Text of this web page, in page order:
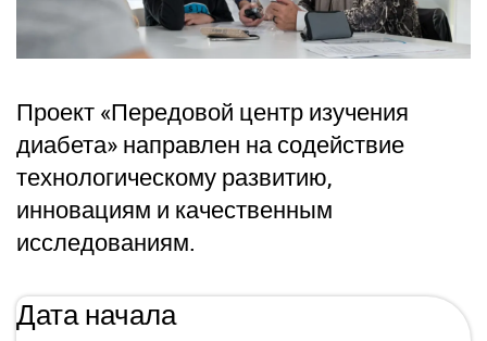
Проект «Передовой центр изучения
диабета» направлен на содействие
технологическому развитию,
инновациям и качественным
исследованиям.
Дата начала